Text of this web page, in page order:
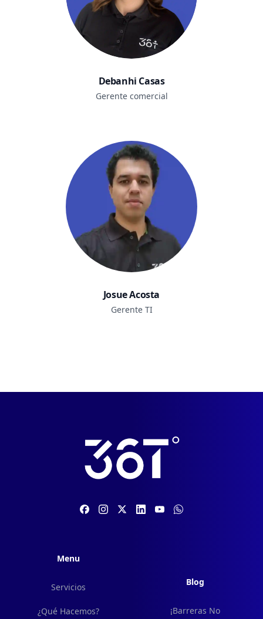
Debanhi Casas
Gerente comercial
Josue Acosta
Gerente TI
Menu
Servicios
¿Qué Hacemos?
Blog
¡Barreras No